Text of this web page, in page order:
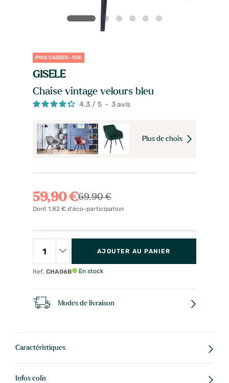
PRIX CASSES -10€
GISELE
Chaise vintage velours bleu
4.3 / 5 - 3avis
Plus de choix
59,90 €69,90 €
Dont 1,82 € d'éco-participation
Ref. CHA06B
AJOUTER AU PANIER
En stock
Modes de livraison
Caractéristiques
Infos colis